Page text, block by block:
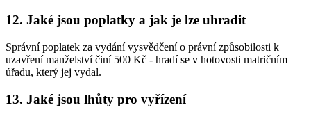
12. Jaké jsou poplatky a jak je lze uhradit
Správní poplatek za vydání vysvědčení o právní způsobilosti k
uzavření manželství činí 500 Kč - hradí se v hotovosti matričním
úřadu, který jej vydal.
13. Jaké jsou lhůty pro vyřízení